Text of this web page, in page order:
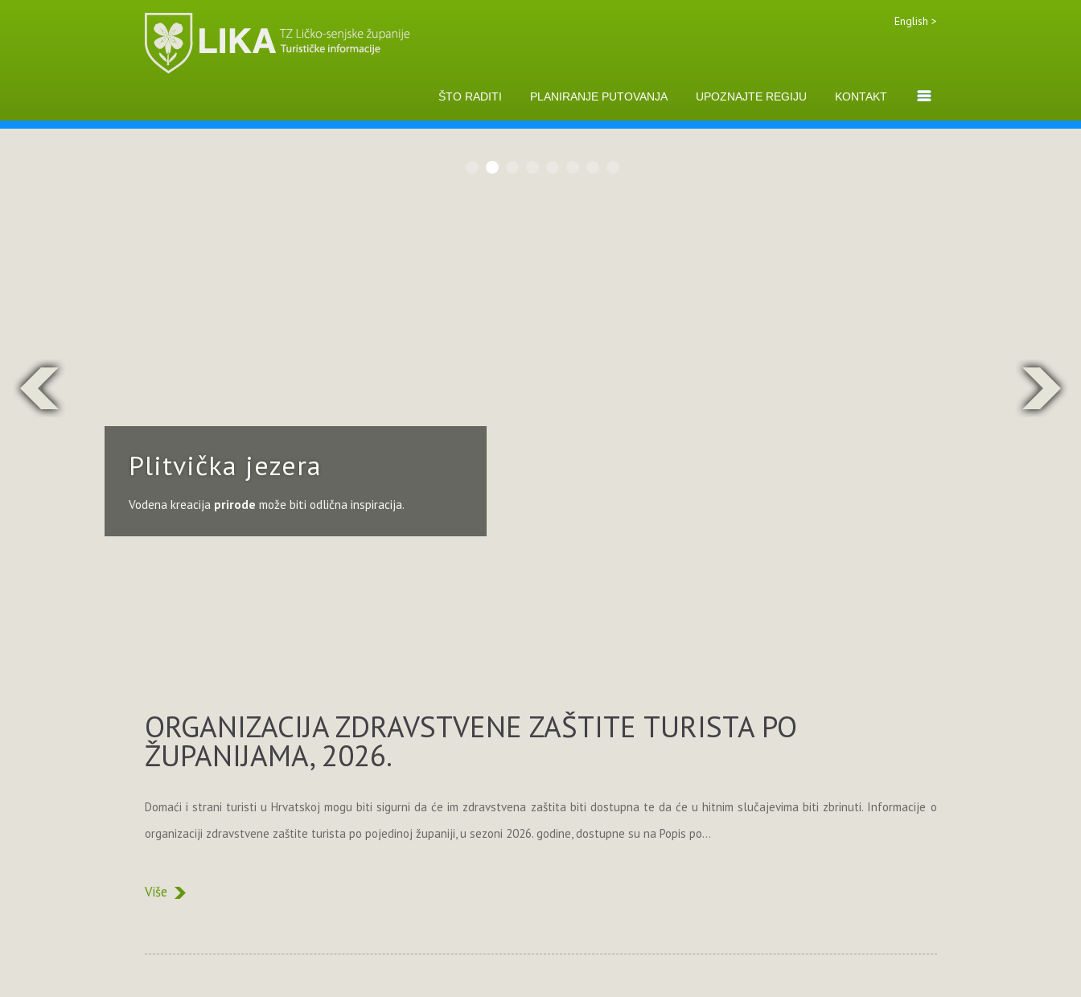
English >
ŠTO RADITI PLANIRANJE PUTOVANJA UPOZNAJTE REGIJU KONTAKT
Plitvička jezera
Vodena kreacija prirode može biti odlična inspiracija.
ORGANIZACIJA ZDRAVSTVENE ZAŠTITE TURISTA PO
ŽUPANIJAMA, 2026.
Domaći i strani turisti u Hrvatskoj mogu biti sigurni da će im zdravstvena zaštita biti dostupna te da će u hitnim slučajevima biti zbrinuti. Informacije o
organizaciji zdravstvene zaštite turista po pojedinoj županiji, u sezoni 2026. godine, dostupne su na Popis po...
Više